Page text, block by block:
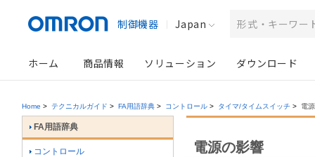
制御機器 Japan
ホーム 商品情報 ソリューション ダウンロード
Home > テクニカルガイド > FA用語辞典 > コントロール > タイマ/タイムスイッチ > 電
電源の影響
FA用語辞典
コントロール